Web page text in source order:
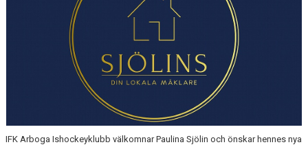
BOKA LOGE OCH MAT
DEN BLÅVITA VÄGEN
IFK Arboga Ishockeyklubb välkomnar Paulina Sjölin och önskar hennes nya